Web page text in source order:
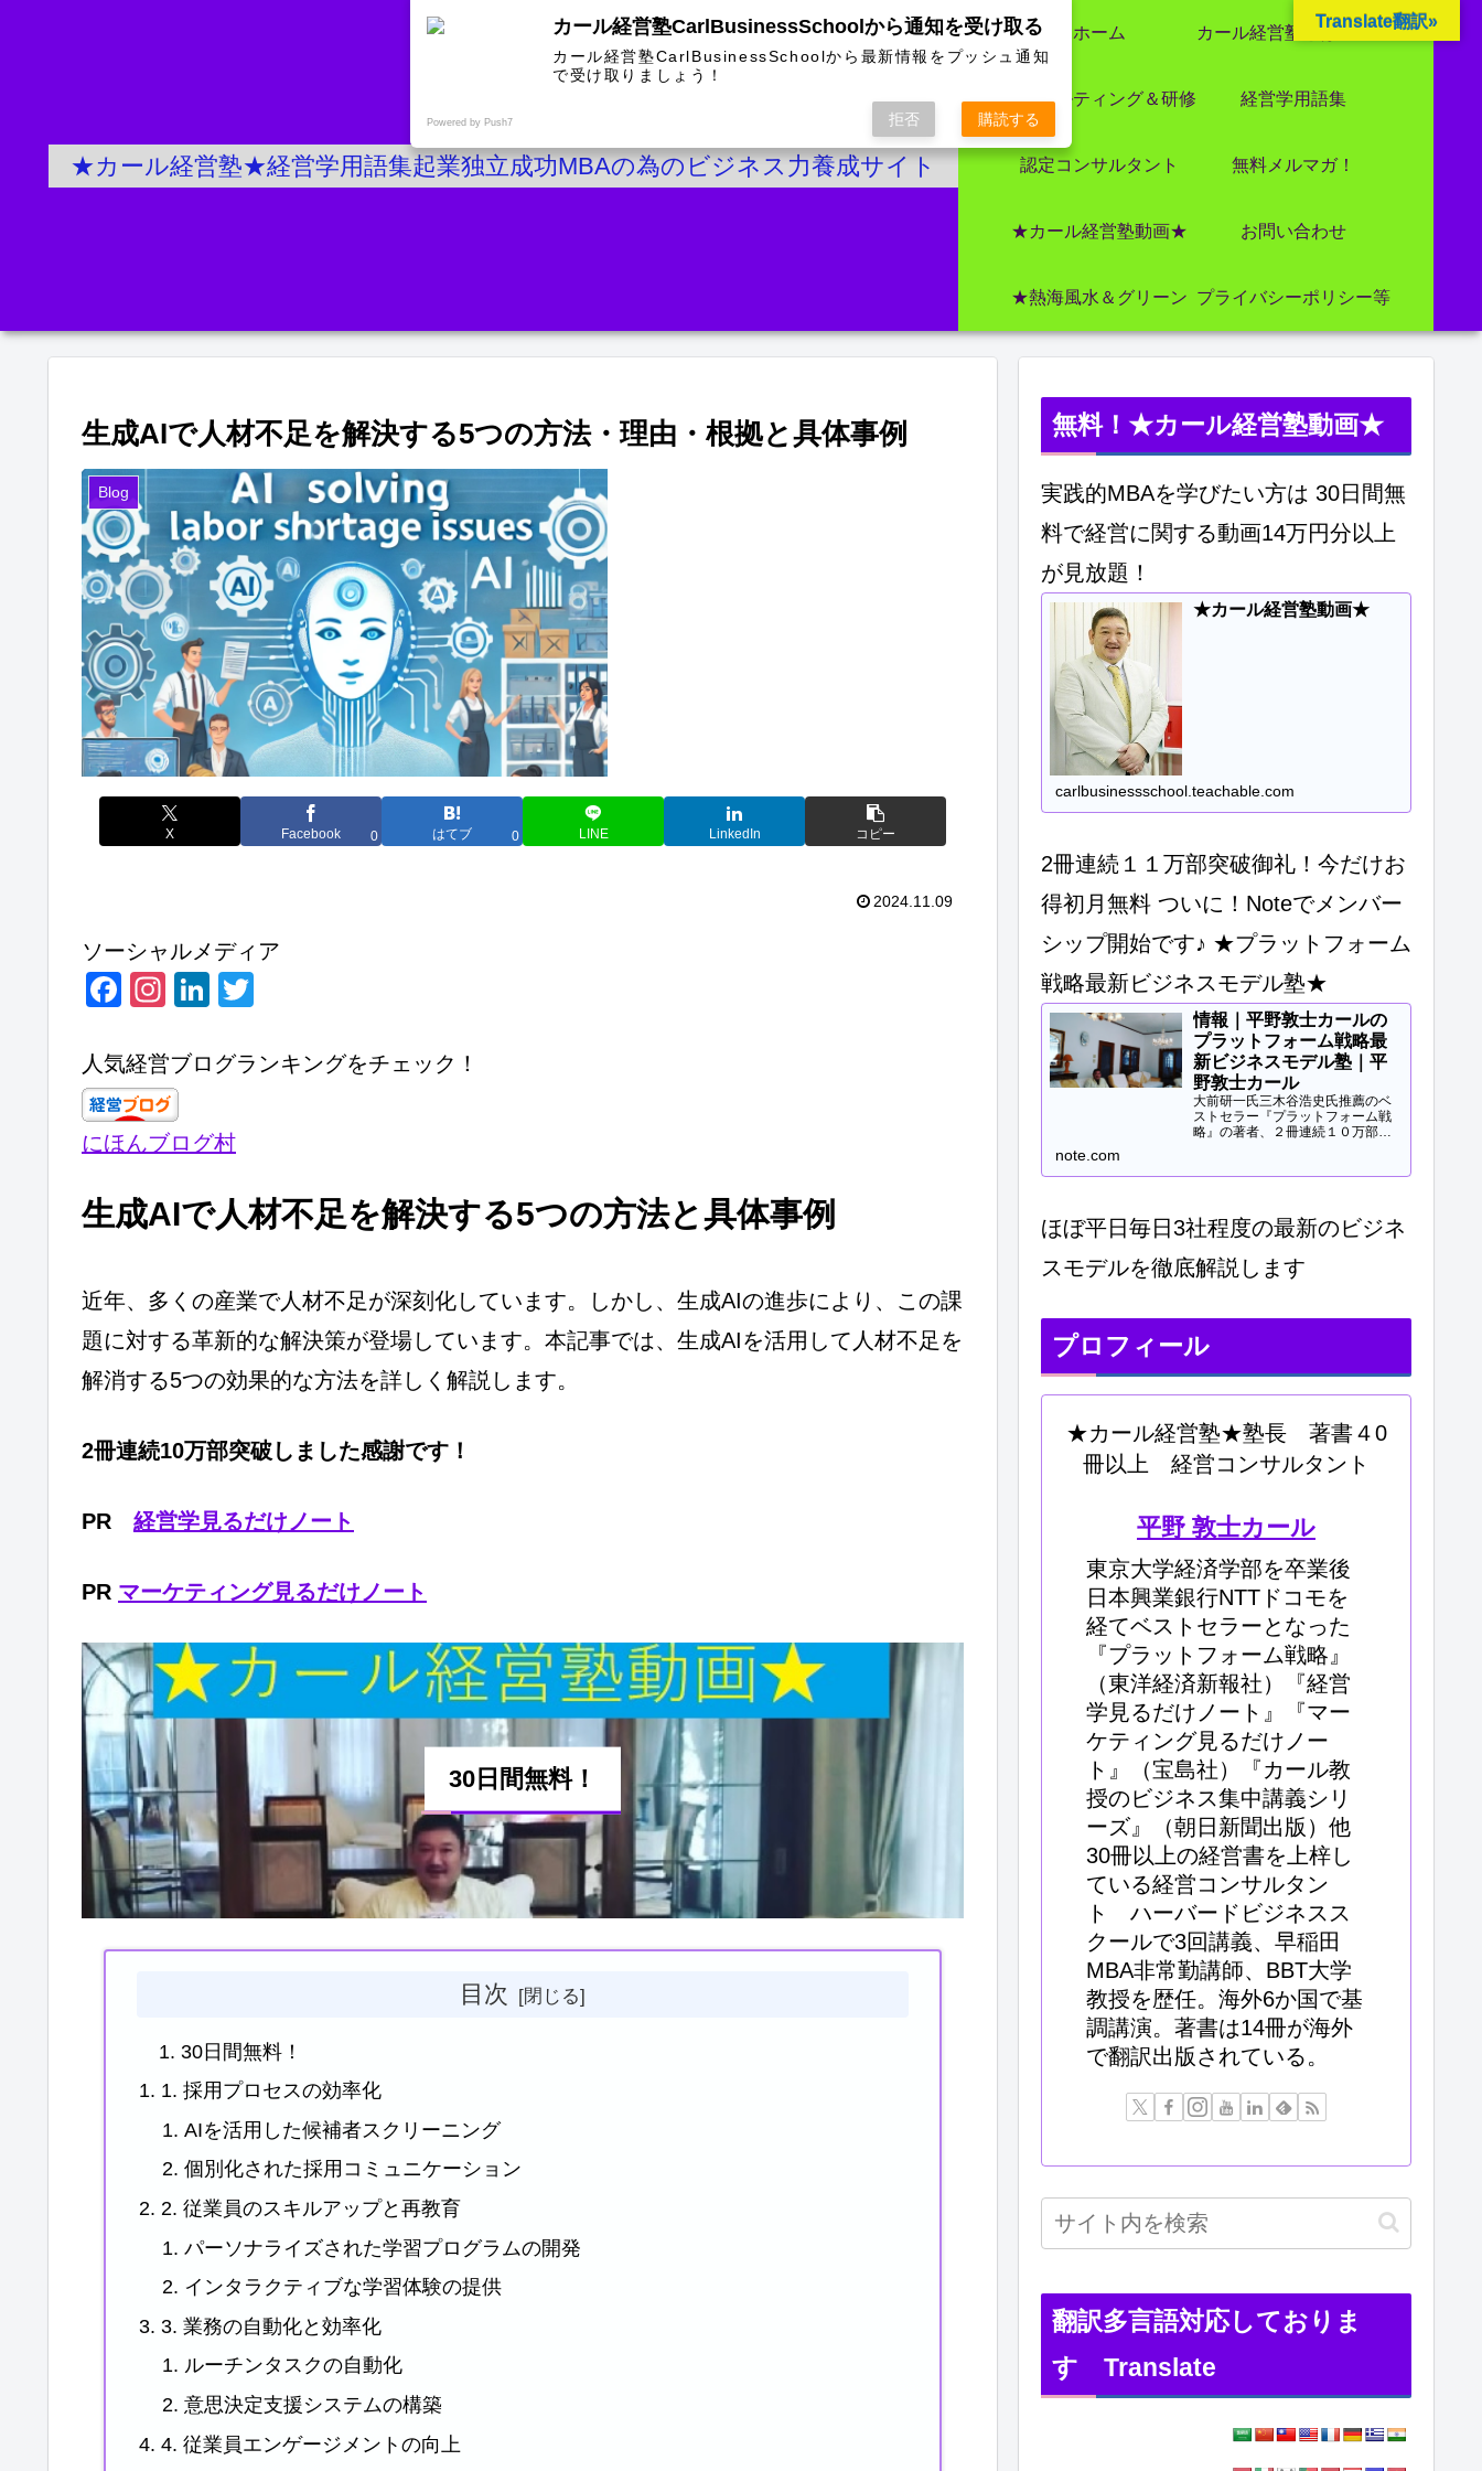
★カール経営塾★経営学用語集起業独立成功MBAの為のビジネス力養成サイト
ホーム カール経営塾とは 大前研一氏にビジネス教育界最強講師陣として選ばれました
コンサルティング＆研修 経営学用語集
認定コンサルタント 無料メルマガ！
★カール経営塾動画★ お問い合わせ
★熱海風水＆グリーン プライバシーポリシー等
生成AIで人材不足を解決する5つの方法・理由・根拠と具体事例
Blog
X Facebook 0 はてブ 0 LINE LinkedIn コピー
2024.11.09
ソーシャルメディア
F
c
e
b
o
o
k
In
a
gr
a
m
Li
k
dI
n
tt
人気経営ブログランキングをチェック！
にほんブログ村
生成AIで人材不足を解決する5つの方法と具体事例
近年、多くの産業で人材不足が深刻化しています。しかし、生成AIの進歩により、この課
題に対する革新的な解決策が登場しています。本記事では、生成AIを活用して人材不足を
解消する5つの効果的な方法を詳しく解説します。
2冊連続10万部突破しました感謝です！
PR 経営学見るだけノート
PR マーケティング見るだけノート
30日間無料！
目次
30日間無料！
1. 採用プロセスの効率化
AIを活用した候補者スクリーニング
個別化された採用コミュニケーション
2. 従業員のスキルアップと再教育
パーソナライズされた学習プログラムの開発
インタラクティブな学習体験の提供
3. 業務の自動化と効率化
ルーチンタスクの自動化
意思決定支援システムの構築
4. 従業員エンゲージメントの向上
無料！★カール経営塾動画★
実践的MBAを学びたい方は 30日間無
料で経営に関する動画14万円分以上
が見放題！
★カール経営塾動画★
carlbusinessschool.teachable.com
2冊連続１１万部突破御礼！今だけお
得初月無料 ついに！Noteでメンバー
シップ開始です♪ ★プラットフォーム
戦略最新ビジネスモデル塾★
情報｜平野敦士カールの
プラットフォーム戦略最
新ビジネスモデル塾｜平
野敦士カール
大前研一氏三木谷浩史氏推薦のベ
ストセラー『プラットフォーム戦
略』の著者、２冊連続１０万部突
研修、大学教授、早稲田MBA非常
note.com
ほぼ平日毎日3社程度の最新のビジネ
スモデルを徹底解説します
プロフィール
★カール経営塾★塾長 著書４0
冊以上 経営コンサルタント
平野 敦士カール
東京大学経済学部を卒業後
日本興業銀行NTTドコモを
経てベストセラーとなった
『プラットフォーム戦略』
（東洋経済新報社）『経営
学見るだけノート』『マー
ケティング見るだけノー
ト』（宝島社）『カール教
授のビジネス集中講義シリ
ーズ』（朝日新聞出版）他
30冊以上の経営書を上梓し
ている経営コンサルタン
ト ハーバードビジネスス
クールで3回講義、早稲田
MBA非常勤講師、BBT大学
教授を歴任。海外6か国で基
調講演。著書は14冊が海外
で翻訳出版されている。
翻訳多言語対応しておりま
す Translate
Translate翻訳»
カール経営塾CarlBusinessSchoolから通知を受け取る
カール経営塾CarlBusinessSchoolから最新情報をプッシュ通知
で受け取りましょう！
Powered by Push7 拒否 購読する